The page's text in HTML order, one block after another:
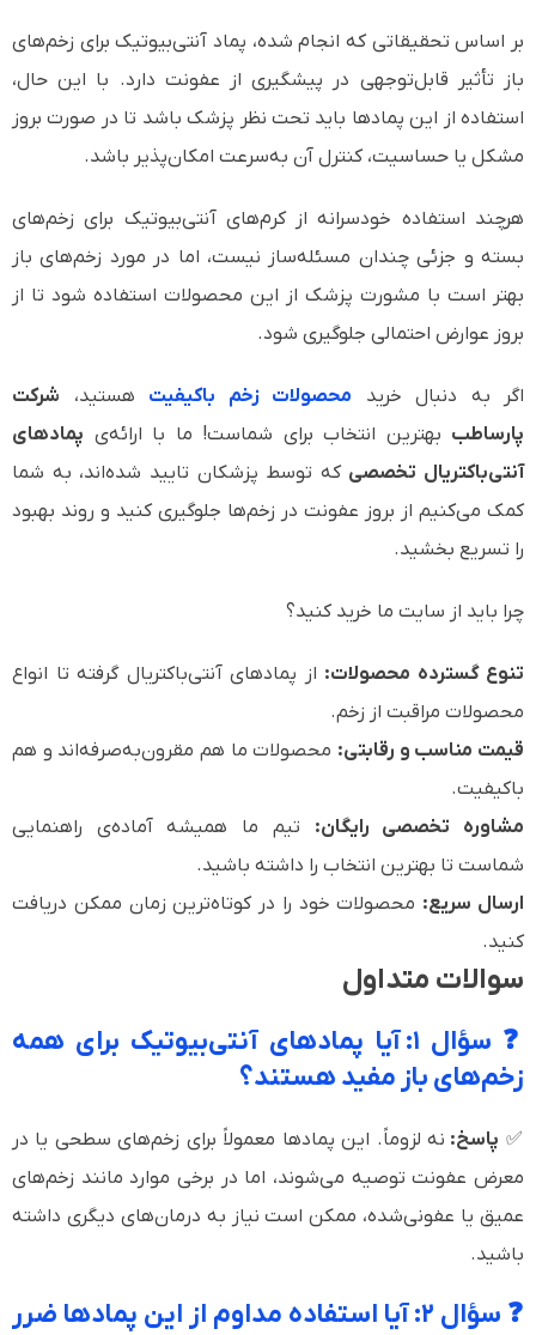
بر اساس تحقیقاتی که انجام شده، پماد آنتی‌بیوتیک برای زخم‌های
باز تأثیر قابل‌توجهی در پیشگیری از عفونت دارد. با این حال،
استفاده از این پمادها باید تحت نظر پزشک باشد تا در صورت بروز
مشکل یا حساسیت، کنترل آن به‌سرعت امکان‌پذیر باشد.
هرچند استفاده خودسرانه از کرم‌های آنتی‌بیوتیک برای زخم‌های
بسته و جزئی چندان مسئله‌ساز نیست، اما در مورد زخم‌های باز
بهتر است با مشورت پزشک از این محصولات استفاده شود تا از
بروز عوارض احتمالی جلوگیری شود.
اگر به دنبال خرید محصولات زخم باکیفیت هستید، شرکت
پارساطب بهترین انتخاب برای شماست! ما با ارائه‌ی پمادهای
آنتی‌باکتریال تخصصی که توسط پزشکان تایید شده‌اند، به شما
کمک می‌کنیم از بروز عفونت در زخم‌ها جلوگیری کنید و روند بهبود
را تسریع بخشید.
چرا باید از سایت ما خرید کنید؟
تنوع گسترده محصولات: از پمادهای آنتی‌باکتریال گرفته تا انواع
محصولات مراقبت از زخم.
قیمت مناسب و رقابتی: محصولات ما هم مقرون‌به‌صرفه‌اند و هم
باکیفیت.
مشاوره تخصصی رایگان: تیم ما همیشه آماده‌ی راهنمایی
شماست تا بهترین انتخاب را داشته باشید.
ارسال سریع: محصولات خود را در کوتاه‌ترین زمان ممکن دریافت
کنید.
سوالات متداول
❓ سؤال ۱: آیا پمادهای آنتی‌بیوتیک برای همه
زخم‌های باز مفید هستند؟
✅ پاسخ: نه لزوماً. این پمادها معمولاً برای زخم‌های سطحی یا در
معرض عفونت توصیه می‌شوند، اما در برخی موارد مانند زخم‌های
عمیق یا عفونی‌شده، ممکن است نیاز به درمان‌های دیگری داشته
باشید.
❓ سؤال ۲: آیا استفاده مداوم از این پمادها ضرر